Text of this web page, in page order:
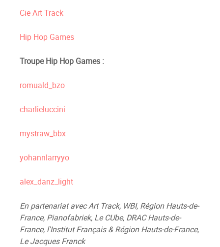
Cie Art Track
Hip Hop Games
Troupe Hip Hop Games :
romuald_bzo
charlieluccini
mystraw_bbx
yohannlarryyo
alex_danz_light
En partenariat avec Art Track, WBI, Région Hauts-de-
France, Pianofabriek, Le CUbe, DRAC Hauts-de-
France, l'Institut Français & Région Hauts-de-France,
Le Jacques Franck